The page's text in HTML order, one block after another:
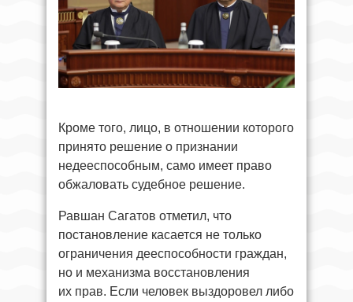
Кроме того, лицо, в отношении которого
принято решение о признании
недееспособным, само имеет право
обжаловать судебное решение.
Равшан Сагатов отметил, что
постановление касается не только
ограничения дееспособности граждан,
но и механизма восстановления
их прав. Если человек выздоровел либо